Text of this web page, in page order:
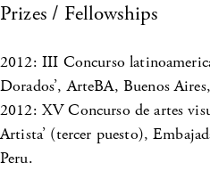
Prizes / Fellowships
2012: III Concurso
Dorados’, ArteBA, Buenos
2012: XV Concurso de artes
Artista’ (tercer puesto),
Peru.